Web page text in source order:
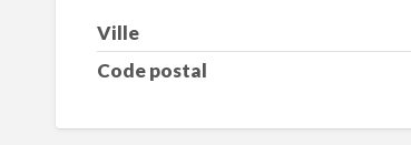
Ville
Code postal